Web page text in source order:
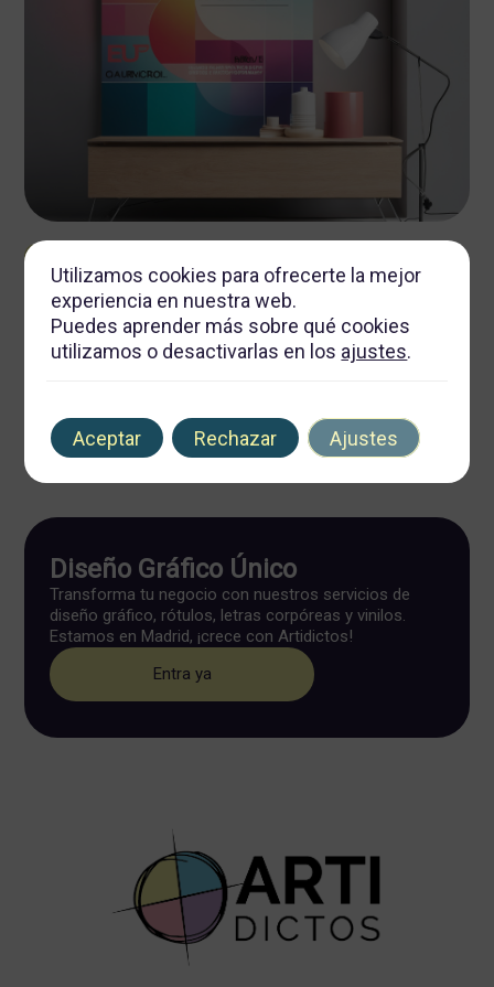
Transformación visual: el impacto del diseño de rótulos en la
percepción del cliente
8 min de lectura
Diseño Gráfico Único
Transforma tu negocio con nuestros servicios de
diseño gráfico, rótulos, letras corpóreas y vinilos.
Estamos en Madrid, ¡crece con Artidictos!
Entra ya
Utilizamos cookies para ofrecerte la mejor
experiencia en nuestra web.
Puedes aprender más sobre qué cookies
utilizamos o desactivarlas en los ajustes.
Aceptar Rechazar Ajustes